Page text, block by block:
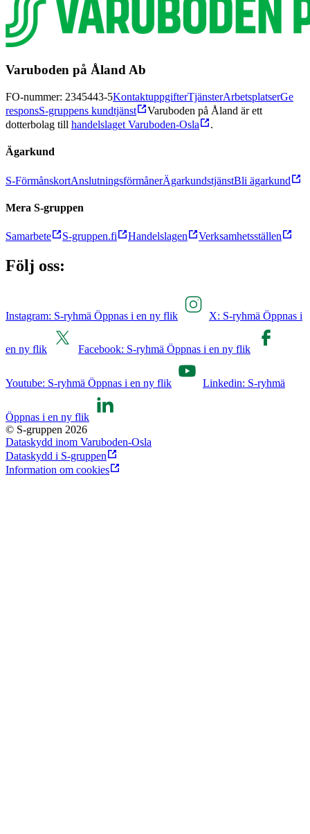
Varuboden på Åland Ab
FO-nummer: 2345443-5KontaktuppgifterTjänsterArbetsplatserGe
responsS-gruppens kundtjänst
Varuboden på Åland är ett
dotterbolag till handelslaget Varuboden-Osla .
Ägarkund
S-FörmånskortAnslutningsförmånerÄgarkundstjänstBli ägarkund
Mera S-gruppen
Samarbete S-gruppen.fi Handelslagen Verksamhetsställen
Följ oss:
Instagram: S-ryhmä Öppnas i en ny flik X: S-ryhmä Öppnas i
en ny flik Facebook: S-ryhmä Öppnas i en ny flik
Youtube: S-ryhmä Öppnas i en ny flik Linkedin: S-ryhmä
Öppnas i en ny flik
© S-gruppen 2026
Dataskydd inom Varuboden-Osla
Dataskydd i S-gruppen
Information om cookies